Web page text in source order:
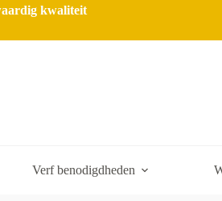
kwaliteit
Verf benodigdheden